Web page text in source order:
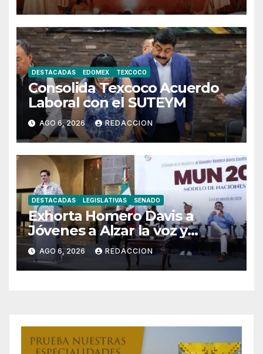
DESTACADAS EDOMEX TEXCOCO
Consolida Texcoco Acuerdo
Laboral con el SUTEYM
AGO 6, 2026 REDACCION
DESTACADAS LEGISLATIVAS SENADO
Exhorta Homero Davis a
Jóvenes a Alzar la voz y
Participar en México
AGO 6, 2026 REDACCION